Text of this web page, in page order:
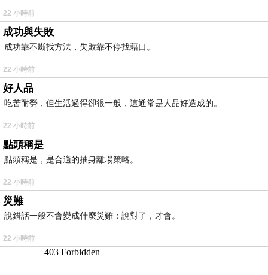
22 小時前
成功與失敗
成功靠不斷找方法，失敗靠不停找藉口。
22 小時前
好人品
吃苦耐勞，但生活過得卻很一般，這通常是人品好造成的。
22 小時前
點頭稱是
點頭稱是，是合適的抽身離場策略。
22 小時前
災難
說錯話一般不會變成什麼災難；說對了，才會。
22 小時前